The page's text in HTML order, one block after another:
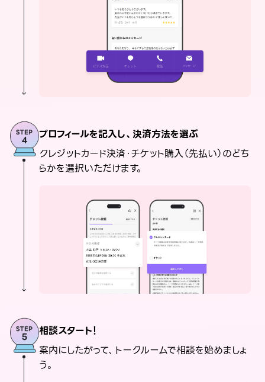
プロフィールを記入し、決済方法を選ぶ
クレジットカード決済・チケット購入（先払い）のどち
らかを選択いただけます。
相談スタート！
案内にしたがって、トークルームで相談を始めましょ
う。